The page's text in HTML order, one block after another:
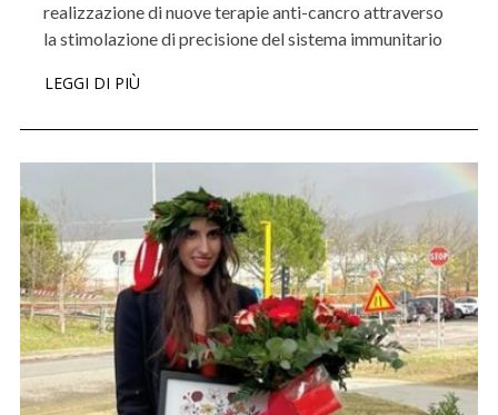
realizzazione di nuove terapie anti-cancro attraverso
la stimolazione di precisione del sistema immunitario
LEGGI DI PIÙ